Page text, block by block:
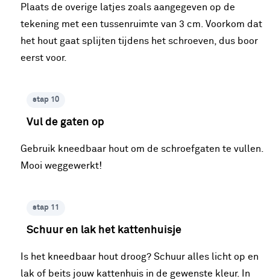
Plaats de overige latjes zoals aangegeven op de
tekening met een tussenruimte van 3 cm. Voorkom dat
het hout gaat splijten tijdens het schroeven, dus boor
eerst voor.
stap 10
Vul de gaten op
Gebruik kneedbaar hout om de schroefgaten te vullen.
Mooi weggewerkt!
stap 11
Schuur en lak het kattenhuisje
Is het kneedbaar hout droog? Schuur alles licht op en
lak of beits jouw kattenhuis in de gewenste kleur. In